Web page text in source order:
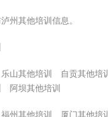
州其他培训信息。
乐山其他培训 自贡其他培训
阿坝其他培训
福州其他培训 厦门其他培训